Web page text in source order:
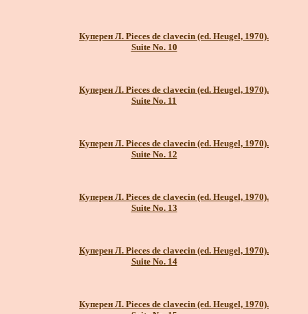
Куперен Л. Pieces de clavecin (ed. Heugel, 1970).
Suite No. 10
Куперен Л. Pieces de clavecin (ed. Heugel, 1970).
Suite No. 11
Куперен Л. Pieces de clavecin (ed. Heugel, 1970).
Suite No. 12
Куперен Л. Pieces de clavecin (ed. Heugel, 1970).
Suite No. 13
Куперен Л. Pieces de clavecin (ed. Heugel, 1970).
Suite No. 14
Куперен Л. Pieces de clavecin (ed. Heugel, 1970).